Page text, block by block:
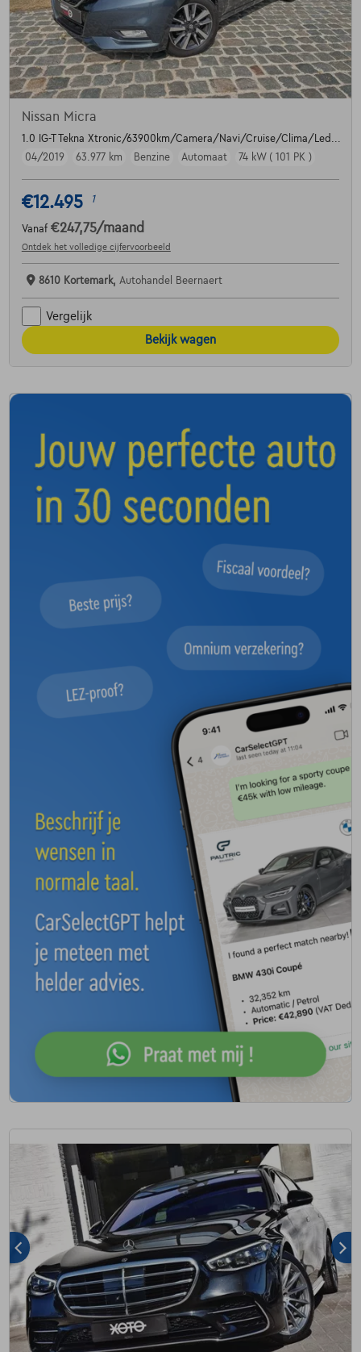
Nissan Micra
1.0 IG-T Tekna Xtronic/63900km/Camera/Navi/Cruise/Clima/Led...
04/2019
63.977 km Benzine Automaat 74 kW ( 101 PK )
€12.495 1
Vanaf €247,75/maand
Ontdek het volledige cijfervoorbeeld
8610 Kortemark, Autohandel Beernaert
Vergelijk
Bekijk wagen